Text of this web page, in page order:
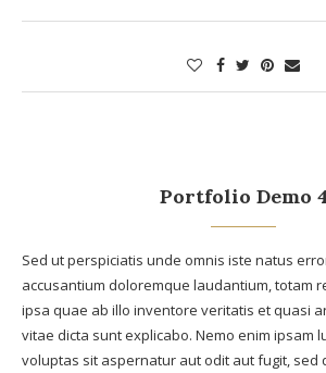
Portfolio Demo
Sed ut perspiciatis unde omnis iste natus
accusantium doloremque laudantium, totam
ipsa quae ab illo inventore veritatis et quasi
vitae dicta sunt explicabo. Nemo enim ipsam
voluptas sit aspernatur aut odit aut fugit, sed